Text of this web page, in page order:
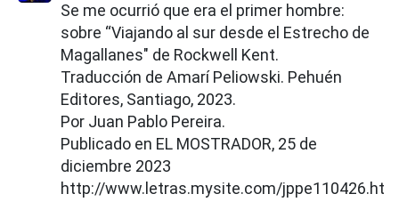
Se me ocurrió que era el primer hombre:
sobre “Viajando al sur desde el Estrecho de
Magallanes" de Rockwell Kent.
Traducción de Amarí Peliowski. Pehuén
Editores, Santiago, 2023.
Por Juan Pablo Pereira.
Publicado en EL MOSTRADOR, 25 de
diciembre 2023
http://www.letras.mysite.com/